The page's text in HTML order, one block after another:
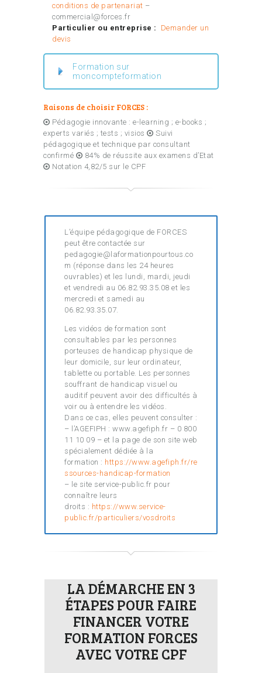
conditions de partenariat –
commercial@forces.fr
Particulier ou entreprise : Demander un
devis
Formation sur
moncompteformation
Raisons de choisir FORCES :
Pédagogie innovante : e-learning ; e-books ;
experts variés ; tests ; visios
Suivi
pédagogique et technique par consultant
confirmé
84% de réussite aux examens d’Etat
Notation 4,82/5 sur le CPF
L’équipe pédagogique de FORCES
peut être contactée sur
pedagogie@laformationpourtous.co
m (réponse dans les 24 heures
ouvrables) et les lundi, mardi, jeudi
et vendredi au 06.82.93.35.08 et les
mercredi et samedi au
06.82.93.35.07.
Les vidéos de formation sont
consultables par les personnes
porteuses de handicap physique de
leur domicile, sur leur ordinateur,
tablette ou portable. Les personnes
souffrant de handicap visuel ou
auditif peuvent avoir des difficultés à
voir ou à entendre les vidéos.
Dans ce cas, elles peuvent consulter :
– l’AGEFIPH : www.agefiph.fr – 0 800
11 10 09 – et la page de son site web
spécialement dédiée à la
formation : https://www.agefiph.fr/re
ssources-handicap-formation
– le site service-public.fr pour
connaître leurs
droits : https://www.service-
public.fr/particuliers/vosdroits
LA DÉMARCHE EN 3
ÉTAPES POUR FAIRE
FINANCER VOTRE
FORMATION FORCES
AVEC VOTRE CPF